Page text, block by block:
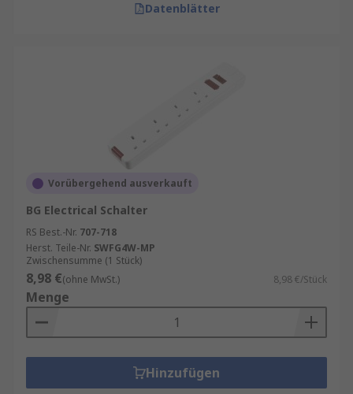
Datenblätter
Vorübergehend ausverkauft
BG Electrical Schalter
RS Best.-Nr. 707-718
Herst. Teile-Nr. SWFG4W-MP
Zwischensumme (1 Stück)
8,98 €(ohne MwSt.) 8,98 €/Stück
Menge
Hinzufügen